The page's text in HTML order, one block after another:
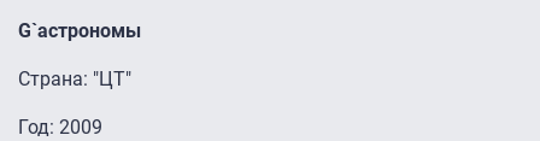
G`астрономы
Страна: "ЦТ"
Год: 2009